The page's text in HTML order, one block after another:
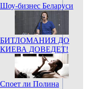
Шоу-бизнес Беларуси
БИТЛОМАНИЯ ДО
КИЕВА ДОВЕДЕТ!
Споет ли Полина